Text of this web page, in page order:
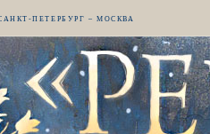
ПЕТЕРБУРГ – МОСКВА